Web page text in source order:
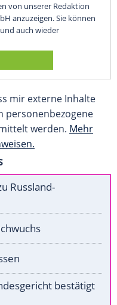
von unserer Redaktion
anzuzeigen. Sie können
auch wieder
mir externe Inhalte
personenbezogene
werden. Mehr
Russland-
bestätigt